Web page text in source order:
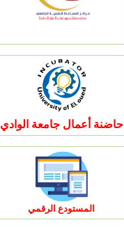
حاضنة أعمال جامعة الوادي
المستودع الرقمي